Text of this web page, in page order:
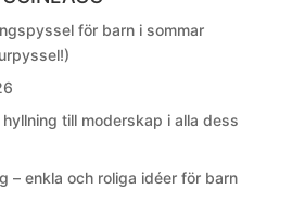
för barn i sommar
till moderskap i alla dess
– enkla och roliga idéer för barn